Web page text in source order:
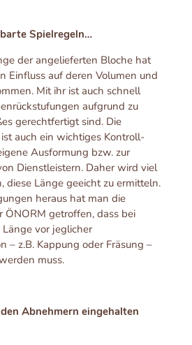
Spielregeln…
der angelieferten Bloche hat
Einfluss auf deren Volumen und
Mit ihr ist auch schnell
aufgrund zu
gerechtfertigt sind. Die
auch ein wichtiges Kontroll-
Ausformung bzw. zur
Dienstleistern. Daher wird viel
diese Länge geeicht zu ermitteln.
heraus hat man die
ÖNORM getroffen, dass bei
vor jeglicher
– z.B. Kappung oder Fräsung –
muss.
Abnehmern eingehalten